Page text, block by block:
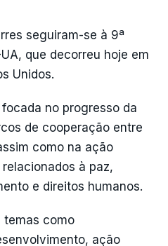
seguiram-se à 9ª
que decorreu hoje em
Unidos.
no progresso da
de cooperação entre
como na ação
à paz,
e direitos humanos.
temas como
ação